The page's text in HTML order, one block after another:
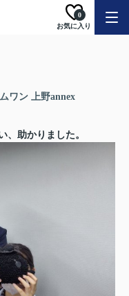
お気に入り
0
ワン 上野annex
、助かりました。